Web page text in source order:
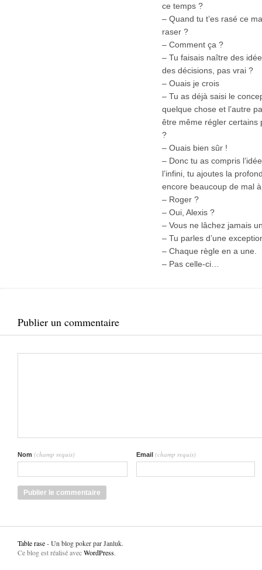
ce temps ?
– Quand tu t’es rasé ce
raser ?
– Comment ça ?
– Tu faisais naître des
des décisions, pas vrai ?
– Ouais je crois
– Tu as déjà saisi le
quelque chose et l’autre
être même régler certains
?
– Ouais bien sûr !
– Donc tu as compris
l’infini, tu ajoutes la
encore beaucoup de mal
– Roger ?
– Oui, Alexis ?
– Vous ne lâchez jamais
– Tu parles d’une
– Chaque règle en a une.
– Pas celle-ci…
Publier un commentaire
Nom (champ requis) Email (champ requis)
Table rase- Un blog poker par Janluk.
Ce blog est réalisé avecWordPress.